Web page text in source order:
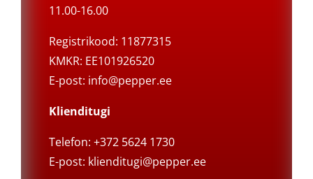
11.00-16.00
Registrikood: 11877315
KMKR: EE101926520
E-post: info@pepper.ee
Klienditugi
Telefon: +372 5624 1730
E-post: klienditugi@pepper.ee